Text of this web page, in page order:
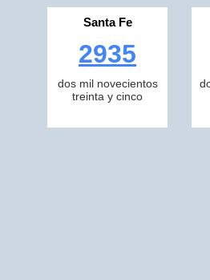
Santa Fe
2935
dos mil novecientos
treinta y cinco